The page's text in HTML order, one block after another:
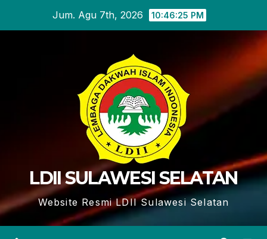
Jum. Agu 7th, 2026 10:46:26 PM
LDII SULAWESI SELATAN
Website Resmi LDII Sulawesi Selatan